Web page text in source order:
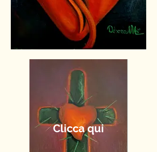
Clicca qui